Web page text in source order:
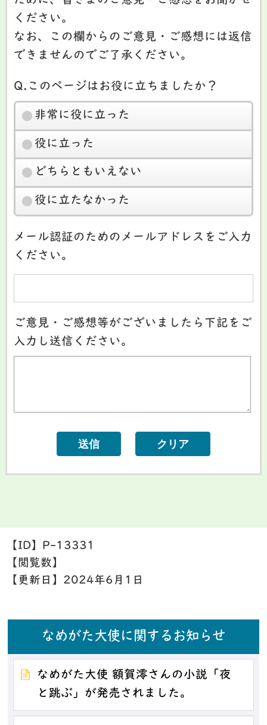
ください。
なお、この欄からのご意見・ご感想には返信
できませんのでご了承ください。
Q.このページはお役に立ちましたか？
非常に役に立った
役に立った
どちらともいえない
役に立たなかった
メール認証のためのメールアドレスをご入力
ください。
ご意見・ご感想等がございましたら下記をご
入力し送信ください。
【ID】 P-13331
【閲覧数】
【更新日】 2024年6月1日
なめがた大使に関するお知らせ
なめがた大使 額賀澪さんの小説「夜
と跳ぶ」が発売されました。